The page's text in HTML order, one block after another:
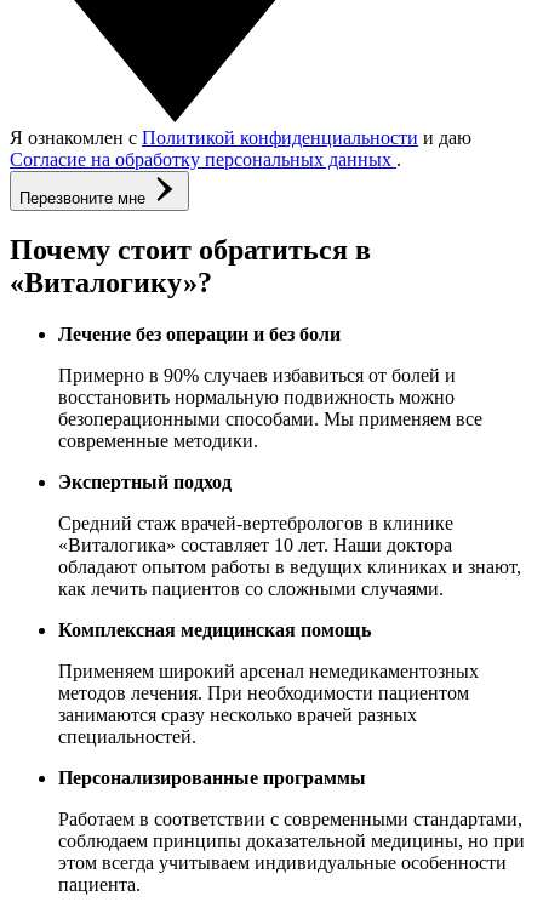
Я ознакомлен с Политикой конфиденциальности и даю
Согласие на обработку персональных данных .
Перезвоните мне
Почему стоит обратиться в
«Виталогику»?
Лечение без операции и без боли
Примерно в 90% случаев избавиться от болей и
восстановить нормальную подвижность можно
безоперационными способами. Мы применяем все
современные методики.
Экспертный подход
Средний стаж врачей-вертебрологов в клинике
«Виталогика» составляет 10 лет. Наши доктора
обладают опытом работы в ведущих клиниках и знают,
как лечить пациентов со сложными случаями.
Комплексная медицинская помощь
Применяем широкий арсенал немедикаментозных
методов лечения. При необходимости пациентом
занимаются сразу несколько врачей разных
специальностей.
Персонализированные программы
Работаем в соответствии с современными стандартами,
соблюдаем принципы доказательной медицины, но при
этом всегда учитываем индивидуальные особенности
пациента.